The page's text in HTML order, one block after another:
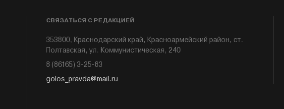
СВЯЗАТЬСЯ С РЕДАКЦИЕЙ
353800, Краснодарский край, Красноармейский район, ст.
Полтавская, ул. Коммунистическая, 240
8 (86165) 3-25-83
golos_pravda@mail.ru